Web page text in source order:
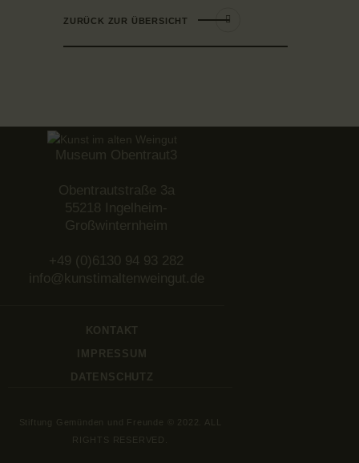
ZURÜCK ZUR ÜBERSICHT
Museum Obentraut3
Obentrautstraße 3a
55218 Ingelheim-
Großwinternheim
+49 (0)6130 94 93 282
info@kunstimaltenweingut.de
KONTAKT
IMPRESSUM
DATENSCHUTZ
Stiftung Gemünden und Freunde © 2022. ALL
RIGHTS RESERVED.